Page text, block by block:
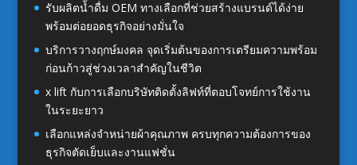
รับผลิตน้ำดื่ม OEM ทางเลือกที่ช่วยสร้างแบรนด์ได้ง่าย
พร้อมต่อยอดธุรกิจอย่างมั่นใจ
บริการวางฤกษ์มงคล จุดเริ่มต้นของการเตรียมความพร้อม
ก่อนก้าวสู่ช่วงเวลาสำคัญในชีวิต
x lift กับการเลือกบริษัทติดตั้งลิฟท์ที่ตอบโจทย์การใช้งาน
ในระยะยาว
เลือกแหล่งจำหน่ายผ้าคุณภาพ ครบทุกความต้องการของ
ธุรกิจตัดเย็บและงานแฟชั่น